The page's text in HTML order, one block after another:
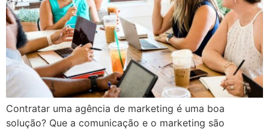
Contratar uma agência de marketing é uma boa
solução? Que a comunicação e o marketing são